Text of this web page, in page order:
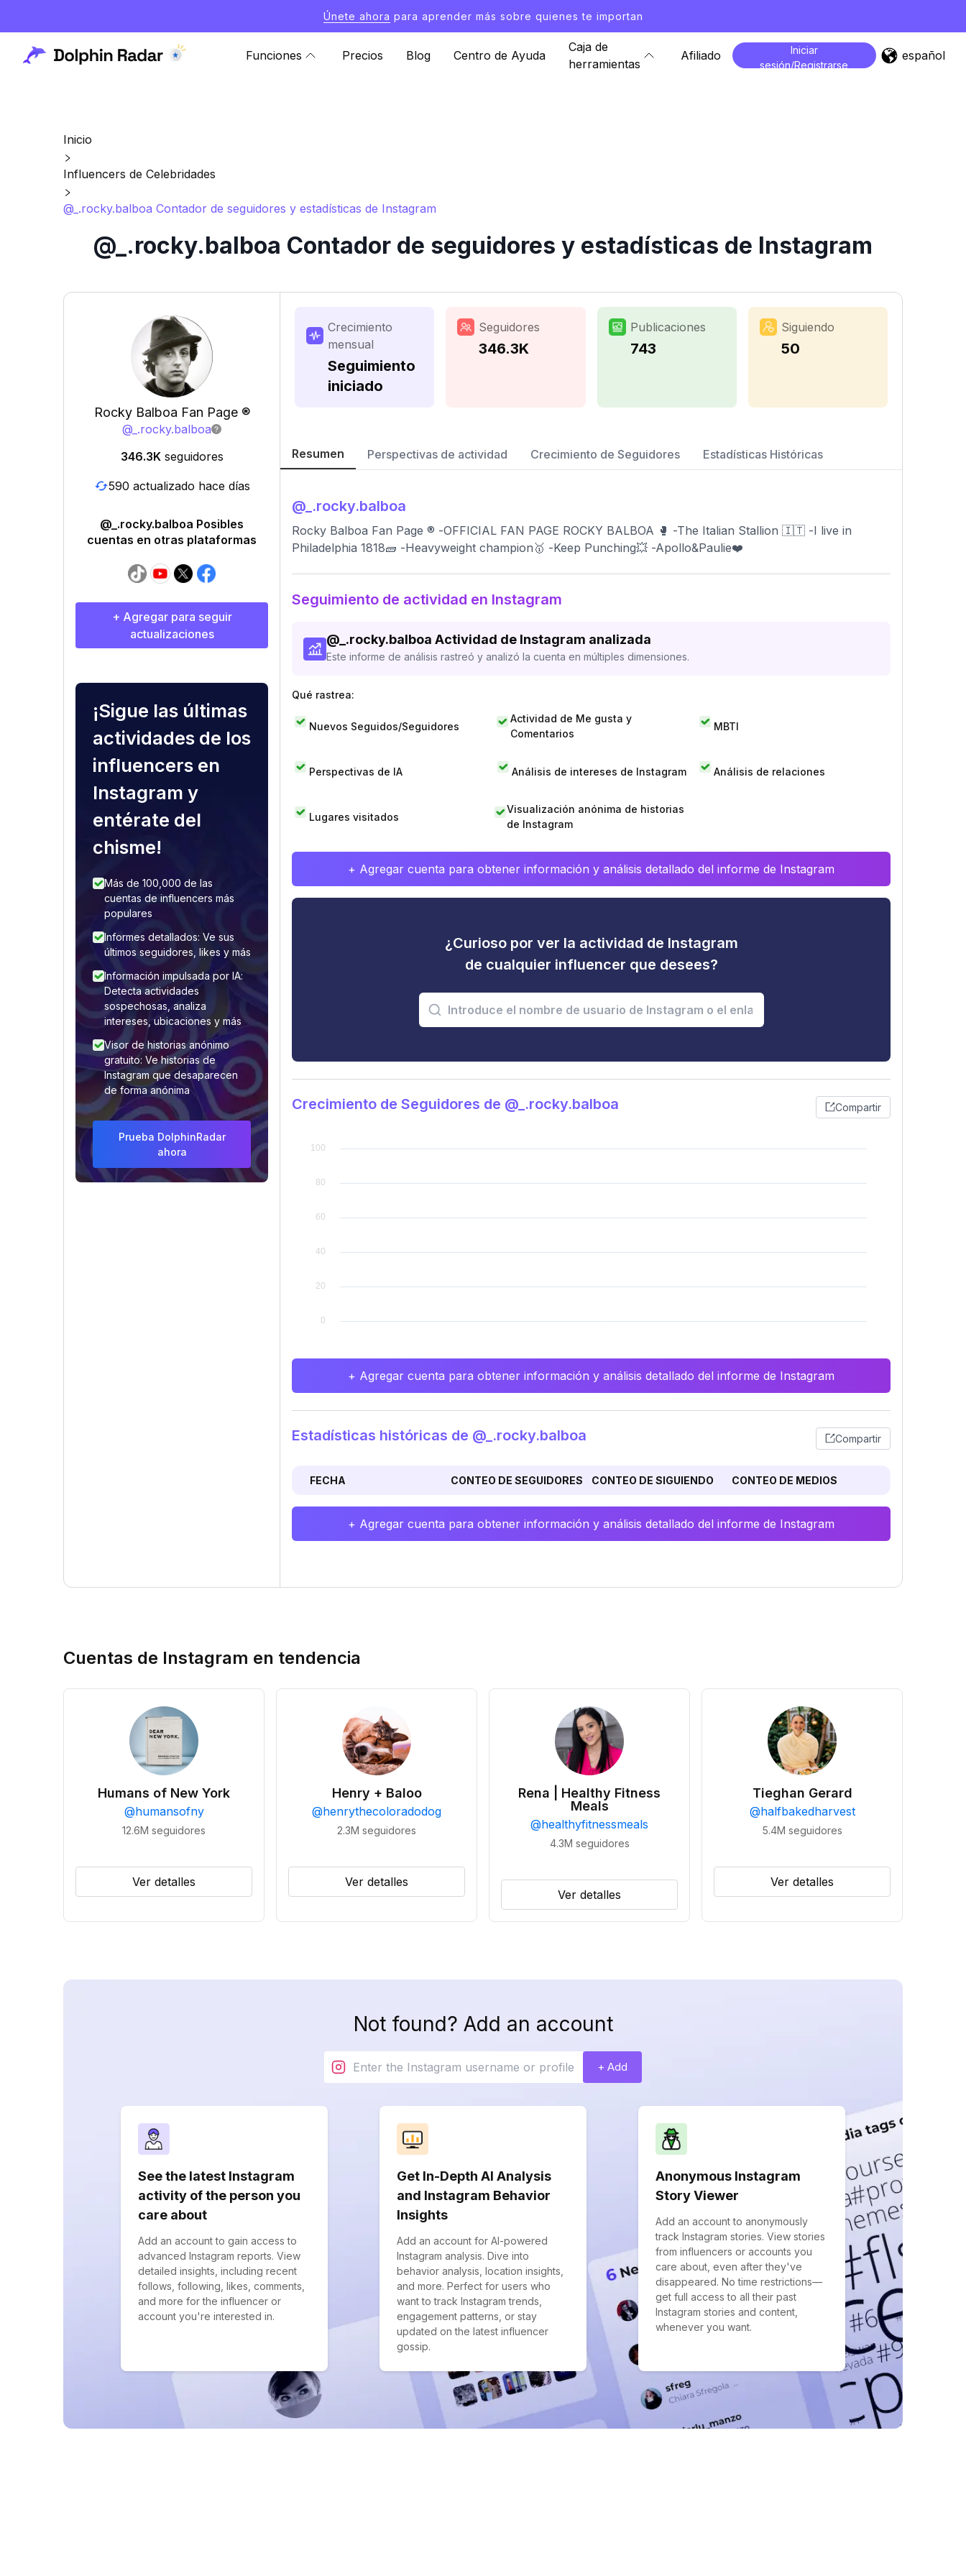
Únete ahora para aprender más sobre quienes te importan
Funciones Precios Blog Centro de Ayuda
Caja de
herramientas
Afiliado
Iniciar
sesión/Registrarse
español
Inicio
Influencers de Celebridades
@_.rocky.balboa Contador de seguidores y estadísticas de Instagram
@_.rocky.balboa Contador de seguidores y estadísticas de Instagram
Rocky Balboa Fan Page ®️
@ _.rocky.balboa
346.3K seguidores
590 actualizado hace días
@_.rocky.balboa Posibles
cuentas en otras plataformas
+ Agregar para seguir
actualizaciones
¡Sigue las últimas
actividades de los
influencers en
Instagram y
entérate del
chisme!
Más de 100,000 de las
cuentas de influencers más
populares
Informes detallados: Ve sus
últimos seguidores, likes y más
Información impulsada por IA:
Detecta actividades
sospechosas, analiza
intereses, ubicaciones y más
Visor de historias anónimo
gratuito: Ve historias de
Instagram que desaparecen
de forma anónima
Prueba DolphinRadar
ahora
Crecimiento
mensual
Seguimiento
iniciado
Seguidores
346.3K
Publicaciones
743
Siguiendo
50
Resumen Perspectivas de actividad Crecimiento de Seguidores Estadísticas Históricas
@ _.rocky.balboa
Rocky Balboa Fan Page ®️ -OFFICIAL FAN PAGE ROCKY BALBOA 🥊 -The Italian Stallion 🇮🇹 -I live in
Philadelphia 1818🧱 -Heavyweight champion🥇 -Keep Punching💥 -Apollo&Paulie❤️
Seguimiento de actividad en Instagram
@ _.rocky.balboa Actividad de Instagram analizada
Este informe de análisis rastreó y analizó la cuenta en múltiples dimensiones.
Qué rastrea:
Nuevos Seguidos/Seguidores
Actividad de Me gusta y
Comentarios
MBTI
Perspectivas de IA Análisis de intereses de Instagram Análisis de relaciones
Lugares visitados
Visualización anónima de historias
de Instagram
+ Agregar cuenta para obtener información y análisis detallado del informe de Instagram
¿Curioso por ver la actividad de Instagram
de cualquier influencer que desees?
Crecimiento de Seguidores de @_.rocky.balboa Compartir
+ Agregar cuenta para obtener información y análisis detallado del informe de Instagram
Estadísticas históricas de @_.rocky.balboa Compartir
FECHA CONTEO DE SEGUIDORES CONTEO DE SIGUIENDO CONTEO DE MEDIOS
+ Agregar cuenta para obtener información y análisis detallado del informe de Instagram
Cuentas de Instagram en tendencia
Humans of New York
@humansofny
12.6M seguidores
Ver detalles
Henry + Baloo
@henrythecoloradodog
2.3M seguidores
Ver detalles
Rena | Healthy Fitness
Meals
@healthyfitnessmeals
4.3M seguidores
Ver detalles
Tieghan Gerard
@halfbakedharvest
5.4M seguidores
Ver detalles
Not found? Add an account
+ Add
See the latest Instagram
activity of the person you
care about
Add an account to gain access to
advanced Instagram reports. View
detailed insights, including recent
follows, following, likes, comments,
and more for the influencer or
account you're interested in.
Get In-Depth AI Analysis
and Instagram Behavior
Insights
Add an account for AI-powered
Instagram analysis. Dive into
behavior analysis, location insights,
and more. Perfect for users who
want to track Instagram trends,
engagement patterns, or stay
updated on the latest influencer
gossip.
Anonymous Instagram
Story Viewer
Add an account to anonymously
track Instagram stories. View stories
from influencers or accounts you
care about, even after they've
disappeared. No time restrictions—
get full access to all their past
Instagram stories and content,
whenever you want.